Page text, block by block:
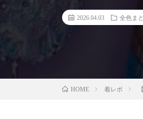
2026.04.03 全色ま
HOME 着レポ